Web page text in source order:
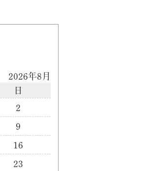
2026年8月
日
2
9
16
23